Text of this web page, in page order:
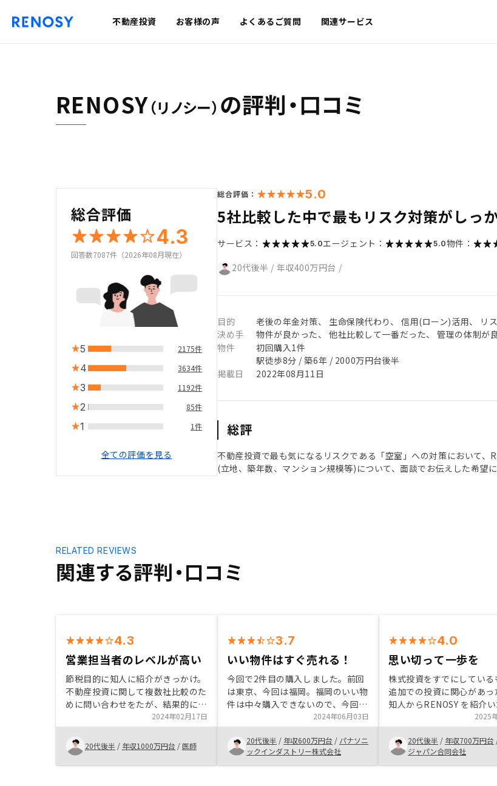
不動産投資 お客様の声 よくあるご質問 関連サービス
RENOSY（リノシー） の評判・口コミ
総合評価
4.3
回答数7087件（2026年08月現在）
5 2175件
4 3634件
3 1192件
2 85件
1 1件
全ての評価を見る
総合評価： 5.0
5社比較した中で最もリスク対策がしっ
サービス： 5.0エージェント： 5.0物件：
20代後半 / 年収400万円台 /
目的
老後の年金対策、 生命保険代わり、 信用(ローン)活用、 リ
決め手
物件が良かった、 他社比較して一番だった、 管理の体制が
物件
初回購入1件
駅徒歩8分 / 築6年 / 2000万円台後半
掲載日
2022年08月11日
総評
不動産投資で最も気になるリスクである「空室」への対策において、
(立地、築年数、マンション規模等)について、面談でお伝えした希望
関連する評判・口コミ
RELATED REVIEWS
4.3
営業担当者のレベルが高い
節税目的に知人に紹介がきっかけ。
不動産投資に関して複数社比較のた
めに問い合わせをたが、結果的に他
社と比較して営業当者が誠実かつ会
社の規模も申し分ないと感じた。本
社の六本木オフィスもかなり綺麗で
信頼出来ると思った。キャッシュフ
ローがマイナスなのは頂けない。
2024年02月17日
20代後半 / 年収1000万円台 /医師
3.7
いい物件はすぐ売れる！
今回で2件目の購入しました。前回
は東京、今回は福岡。福岡のいい物
件は中々購入できないので、今回は
ラッキーな形で購入できて、感謝。
どんどん開発のかかっている福岡の
物件は魅力しかないので、オススメ
したいです。でも人気出て購入でき
なくなるのは、困るなって複雑な思
2024年06月03日
20代後半 / 年収600万円台 / パナソニ
ックインダストリー株式会社
4.0
思い切って一歩を
株式投資をすでにしている
追加での投資に関心があっ
知人からRENOSY を紹介
ました。話していく中で
消し、節税にもなること
って購入しようと踏み切
今、検討中の方もまずは一
してみたら良いのかなと
2025
20代後半 / 年収700万円台
ジャパン合同会社